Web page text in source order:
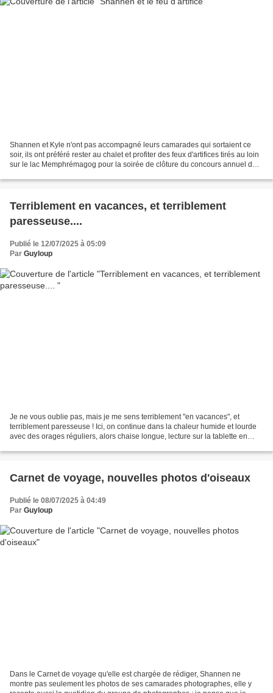
Shannen et Kyle n'ont pas accompagné leurs camarades qui sortaient ce
soir, ils ont préféré rester au chalet et profiter des feux d'artifices tirés au loin
sur le lac Memphrémagog pour la soirée de clôture du concours annuel de
Terriblement en vacances, et terriblement
paresseuse....
Publié le 12/07/2025 à 05:09
Par Guyloup
Je ne vous oublie pas, mais je me sens terriblement "en vacances", et
terriblement paresseuse ! Ici, on continue dans la chaleur humide et lourde
avec des orages réguliers, alors chaise longue, lecture sur la tablette en
Carnet de voyage, nouvelles photos d'oiseaux
Publié le 08/07/2025 à 04:49
Par Guyloup
Dans le Carnet de voyage qu'elle est chargée de rédiger, Shannen ne
montre pas seulement les photos de ses camarades photographes, elle y